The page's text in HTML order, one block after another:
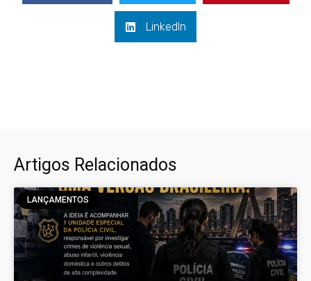
LinkedIn
Artigos Relacionados
LANÇAMENTOS